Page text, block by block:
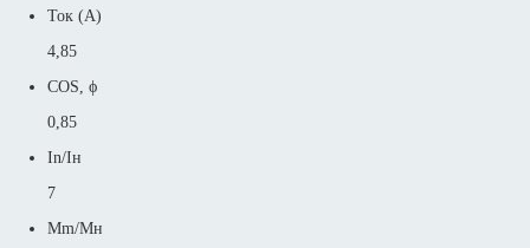
Ток (А)
4,85
COS, ϕ
0,85
In/Iн
7
Mm/Mн